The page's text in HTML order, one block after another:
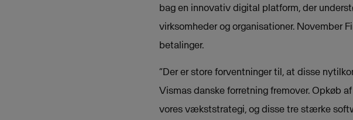
bag en innovativ digital platform, der
virksomheder og organisationer.
betalinger.
“Der er store forventninger til, at disse
Vismas danske forretning fremover. Opkøb
vores vækststrategi, og disse tre stærke